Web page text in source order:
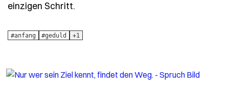
einzigen Schritt.
#anfang #geduld +1